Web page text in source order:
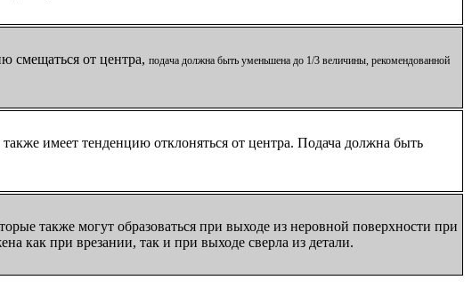
смещаться от центра, подача должна быть уменьшена до 1/3 величины, рекомендованной
имеет тенденцию отклоняться от центра. Подача должна быть
также могут образоваться при выходе из неровной поверхности при
как при врезании, так и при выходе сверла из детали.